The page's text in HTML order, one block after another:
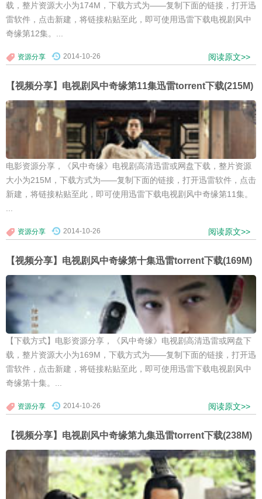
载，整片资源大小为174M，下载方式为——复制下面的链接，打开迅
雷软件，点击新建，将链接粘贴至此，即可使用迅雷下载电视剧风中
奇缘第12集。...
资源分享 2014-10-26 阅读原文>>
【视频分享】电视剧风中奇缘第11集迅雷torrent下载(215M)
电影资源分享，《风中奇缘》电视剧高清迅雷或网盘下载，整片资源
大小为215M，下载方式为——复制下面的链接，打开迅雷软件，点击
新建，将链接粘贴至此，即可使用迅雷下载电视剧风中奇缘第11集。
资源分享 2014-10-26 阅读原文>>
【视频分享】电视剧风中奇缘第十集迅雷torrent下载(169M)
【下载方式】电影资源分享，《风中奇缘》电视剧高清迅雷或网盘下
载，整片资源大小为169M，下载方式为——复制下面的链接，打开迅
雷软件，点击新建，将链接粘贴至此，即可使用迅雷下载电视剧风中
奇缘第十集。...
资源分享 2014-10-26 阅读原文>>
【视频分享】电视剧风中奇缘第九集迅雷torrent下载(238M)